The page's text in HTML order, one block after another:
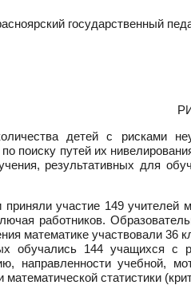
государственный
детей с рисками
по поиску путей их
результативных для
участие 149 учителей
работников.
математике участвовали 36
обучались 144 учащихся с
направленности учебной,
статистики